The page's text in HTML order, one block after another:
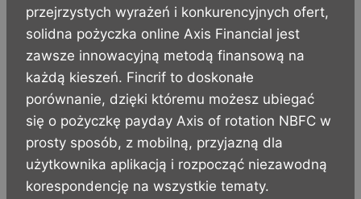
przejrzystych wyrażeń i konkurencyjnych ofert,
solidna pożyczka online Axis Financial jest
zawsze innowacyjną metodą finansową na
każdą kieszeń. Fincrif to doskonałe
porównanie, dzięki któremu możesz ubiegać
się o pożyczkę payday Axis of rotation NBFC w
prosty sposób, z mobilną, przyjazną dla
użytkownika aplikacją i rozpocząć niezawodną
korespondencję na wszystkie tematy.